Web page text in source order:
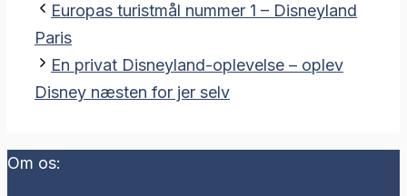
Europas turistmål nummer 1 – Disneyland
Paris
En privat Disneyland-oplevelse – oplev
Disney næsten for jer selv
Om os: